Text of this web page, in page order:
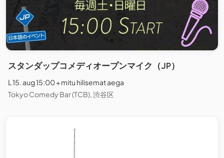
スタンダップコメディオープンマイク（JP）
L 15. aug 15:00 + mitu hilisemat aega
Tokyo Comedy Bar (TCB), 渋谷区